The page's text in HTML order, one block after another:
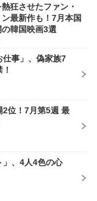
狂させたファン・
最新作も！7月本国
韓国映画3選
仕事」、偽家族7
2位！7月第5週 最
」、4人4色の心